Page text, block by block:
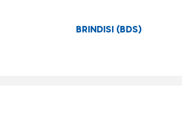
BRINDISI (BDS)